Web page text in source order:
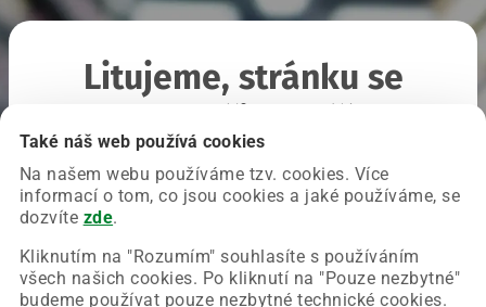
Také náš web používá cookies
Na našem webu používáme tzv. cookies. Více
informací o tom, co jsou cookies a jaké používáme, se
dozvíte zde.
Kliknutím na "Rozumím" souhlasíte s používáním
všech našich cookies. Po kliknutí na "Pouze nezbytné"
budeme používat pouze nezbytné technické cookies.
Litujeme, stránku se
Chyba nastala na naší straně a už ji opravujeme.
Zkuste prosím znovu načíst požadovanou stránku.
Obnovit stránku Úvodní strana